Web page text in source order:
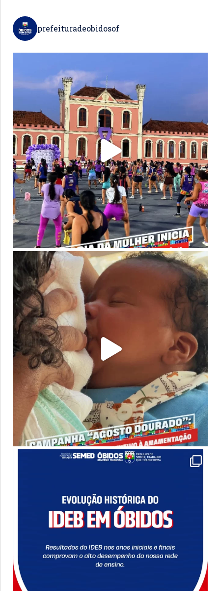
prefeituradeobidosof